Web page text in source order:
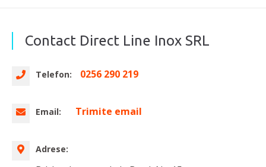
Contact Direct Line Inox SRL
Telefon: 0256 290 219
Email: Trimite email
Adrese: